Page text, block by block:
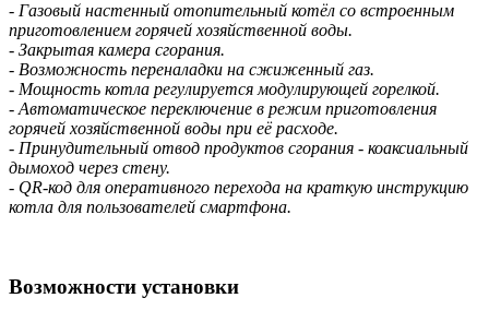
- Газовый настенный отопительный котёл со встроенным
приготовлением горячей хозяйственной воды.
- Закрытая камера сгорания.
- Возможность переналадки на сжиженный газ.
- Мощность котла регулируется модулирующей горелкой.
- Автоматическое переключение в режим приготовления
горячей хозяйственной воды при её расходе.
- Принудительный отвод продуктов сгорания - коаксиальный
дымоход через стену.
- QR-код для оперативного перехода на краткую инструкцию
котла для пользователей смартфона.
Возможности установки